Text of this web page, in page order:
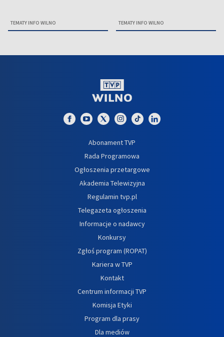
TEMATY INFO WILNO TEMATY INFO WILNO
Abonament TVP
Rada Programowa
Ogłoszenia przetargowe
Akademia Telewizyjna
Regulamin tvp.pl
Telegazeta ogłoszenia
Informacje o nadawcy
Konkursy
Zgłoś program (ROPAT)
Kariera w TVP
Kontakt
Centrum informacji TVP
Komisja Etyki
Program dla prasy
Dla mediów